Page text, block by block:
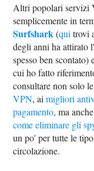
Altri popolari servizi
semplicemente in
Surfshark(qui trovi
degli anni ha attirato
spesso ben scontato)
cui ho fatto
consultare non solo
VPN, aimigliori
pagamento, ma
come eliminare gli
un po' per tutte le
circolazione.